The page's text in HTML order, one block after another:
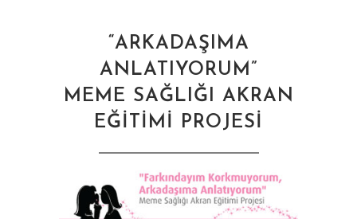
“ARKADAŞIMA
ANLATIYORUM”
MEME SAĞLIĞI AKRAN
EĞİTİMİ PROJESİ